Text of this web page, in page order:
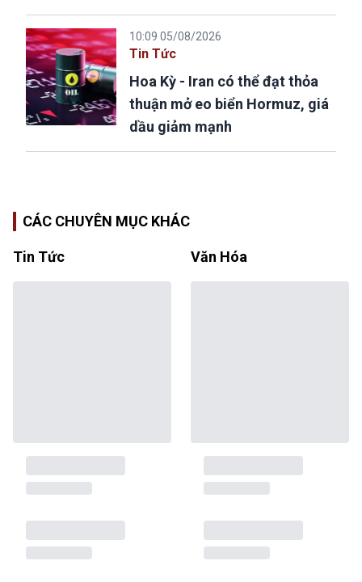
10:09 05/08/2026
Tin Tức
Hoa Kỳ - Iran có thể đạt thỏa
thuận mở eo biển Hormuz, giá
dầu giảm mạnh
CÁC CHUYÊN MỤC KHÁC
Tin Tức Văn Hóa